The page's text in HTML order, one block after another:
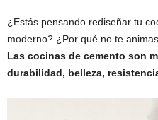
¿Estás pensando rediseñar tu
moderno? ¿Por qué no te
Las cocinas de cemento son
durabilidad, belleza,